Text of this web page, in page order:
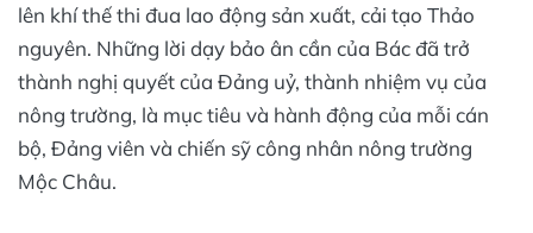
lên khí thế thi đua lao động sản xuất, cải tạo Thảo
nguyên. Những lời dạy bảo ân cần của Bác đã trở
thành nghị quyết của Đảng uỷ, thành nhiệm vụ của
nông trường, là mục tiêu và hành động của mỗi cán
bộ, Đảng viên và chiến sỹ công nhân nông trường
Mộc Châu.